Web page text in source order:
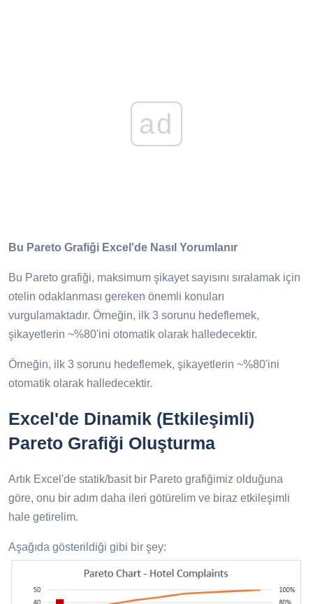
ad
Bu Pareto Grafiği Excel'de Nasıl Yorumlanır
Bu Pareto grafiği, maksimum şikayet sayısını sıralamak için
otelin odaklanması gereken önemli konuları
vurgulamaktadır. Örneğin, ilk 3 sorunu hedeflemek,
şikayetlerin ~%80'ini otomatik olarak halledecektir.
Örneğin, ilk 3 sorunu hedeflemek, şikayetlerin ~%80'ini
otomatik olarak halledecektir.
Excel'de Dinamik (Etkileşimli)
Pareto Grafiği Oluşturma
Artık Excel'de statik/basit bir Pareto grafiğimiz olduğuna
göre, onu bir adım daha ileri götürelim ve biraz etkileşimli
hale getirelim.
Aşağıda gösterildiği gibi bir şey: